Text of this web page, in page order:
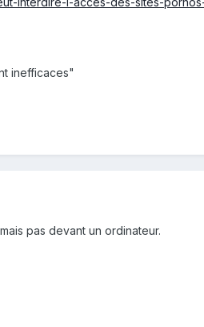
inefficaces"
pas devant un ordinateur.